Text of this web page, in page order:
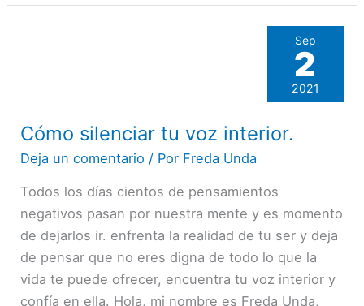
Cómo silenciar tu voz interior.
Deja un comentario / Por Freda Unda
Todos los días cientos de pensamientos
negativos pasan por nuestra mente y es momento
de dejarlos ir. enfrenta la realidad de tu ser y deja
de pensar que no eres digna de todo lo que la
vida te puede ofrecer, encuentra tu voz interior y
confía en ella. Hola, mi nombre es Freda Unda,
Cómo
silenciar
voz
interior.
Sep
2
2021